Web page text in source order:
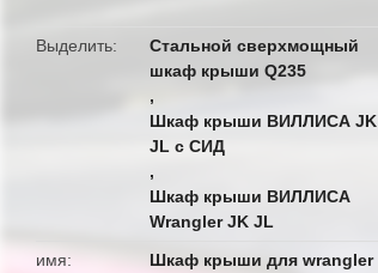
Выделить
Стальной сверхмощный
шкаф крыши Q235
,
Шкаф крыши ВИЛЛИСА JK
JL с СИД
,
Шкаф крыши ВИЛЛИСА
Wrangler JK JL
имя
Шкаф крыши для wrangler